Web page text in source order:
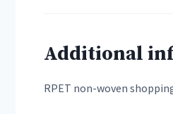
Additional
RPET non-woven